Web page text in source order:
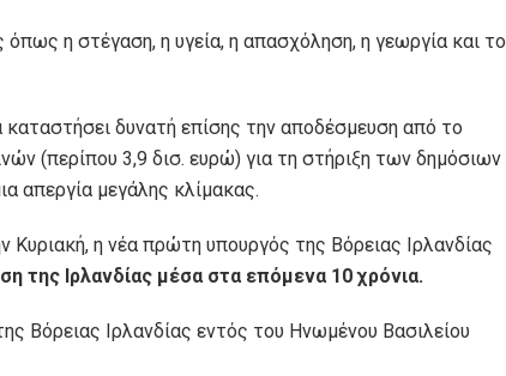
όπως η στέγαση, η υγεία, η απασχόληση, η γεωργία και το
δυνατή επίσης την αποδέσμευση από το
(περίπου 3,9 δισ. ευρώ) για τη στήριξη των δημόσιων
απεργία μεγάλης κλίμακας.
η νέα πρώτη υπουργός της Βόρειας Ιρλανδίας
της Ιρλανδίας μέσα στα επόμενα 10 χρόνια.
Βόρειας Ιρλανδίας εντός του Ηνωμένου Βασιλείου